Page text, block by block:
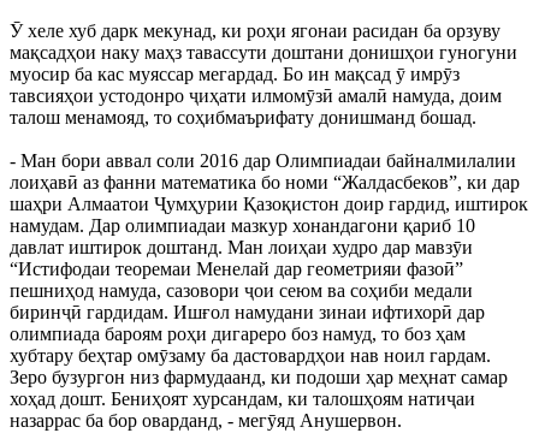
Ӯ хеле хуб дарк мекунад, ки роҳи ягонаи расидан ба орзуву
мақсадҳои наку маҳз тавассути доштани донишҳои гуногуни
муосир ба кас муяссар мегардад. Бо ин мақсад ӯ имрӯз
тавсияҳои устодонро ҷиҳати илмомӯзӣ амалӣ намуда, доим
талош менамояд, то соҳибмаърифату донишманд бошад.
- Ман бори аввал соли 2016 дар Олимпиадаи байналмилалии
лоиҳавӣ аз фанни математика бо номи “Жалдасбеков”, ки дар
шаҳри Алмаатои Ҷумҳурии Қазоқистон доир гардид, иштирок
намудам. Дар олимпиадаи мазкур хонандагони қариб 10
давлат иштирок доштанд. Ман лоиҳаи худро дар мавзӯи
“Истифодаи теоремаи Менелай дар геометрияи фазоӣ”
пешниҳод намуда, сазовори ҷои сеюм ва соҳиби медали
биринҷӣ гардидам. Ишғол намудани зинаи ифтихорӣ дар
олимпиада бароям роҳи дигареро боз намуд, то боз ҳам
хубтару беҳтар омӯзаму ба дастовардҳои нав ноил гардам.
Зеро бузургон низ фармудаанд, ки подоши ҳар меҳнат самар
хоҳад дошт. Бениҳоят хурсандам, ки талошҳоям натиҷаи
назаррас ба бор оварданд, - мегӯяд Анушервон.